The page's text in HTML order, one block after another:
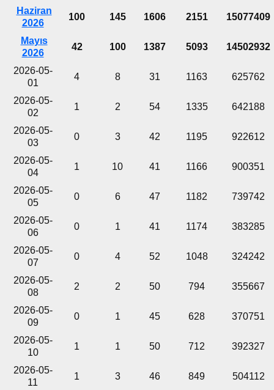
Haziran
2026
100 145 1606 2151 15077409
Mayıs
2026
42 100 1387 5093 14502932
2026-05-
01
4 8 31 1163 625762
2026-05-
02
1 2 54 1335 642188
2026-05-
03
0 3 42 1195 922612
2026-05-
04
1 10 41 1166 900351
2026-05-
05
0 6 47 1182 739742
2026-05-
06
0 1 41 1174 383285
2026-05-
07
0 4 52 1048 324242
2026-05-
08
2 2 50 794 355667
2026-05-
09
0 1 45 628 370751
2026-05-
10
1 1 50 712 392327
2026-05-
11
1 3 46 849 504112